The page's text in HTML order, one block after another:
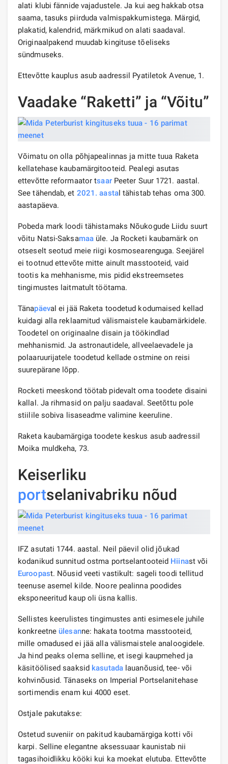
alati klubi fännide vajadustele. Ja kui aeg hakkab otsa
saama, tasuks piirduda valmispakkumistega. Märgid,
plakatid, kalendrid, märkmikud on alati saadaval.
Originaalpakend muudab kingituse tõeliseks
sündmuseks.
Ettevõtte kauplus asub aadressil Pyatiletok Avenue, 1.
Vaadake “Raketti” ja “Võitu”
Võimatu on olla põhjapealinnas ja mitte tuua Raketa
kellatehase kaubamärgitooteid. Pealegi asutas
ettevõtte reformaator tsaarPeeter Suur 1721. aastal.
See tähendab, et 2021. aastal tähistab tehas oma 300.
aastapäeva.
Pobeda mark loodi tähistamaks Nõukogude Liidu suurt
võitu Natsi-Saksamaa üle. Ja Rocketi kaubamärk on
otseselt seotud meie riigi kosmosearenguga. Seejärel
ei tootnud ettevõte mitte ainult masstooteid, vaid
tootis ka mehhanisme, mis pidid ekstreemsetes
tingimustes laitmatult töötama.
Tänapäeval ei jää Raketa toodetud kodumaised kellad
kuidagi alla reklaamitud välismaistele kaubamärkidele.
Toodetel on originaalne disain ja töökindlad
mehhanismid. Ja astronautidele, allveelaevadele ja
polaaruurijatele toodetud kellade ostmine on reisi
suurepärane lõpp.
Rocketi meeskond töötab pidevalt oma toodete disaini
kallal. Ja rihmasid on palju saadaval. Seetõttu pole
stiilile sobiva lisaseadme valimine keeruline.
Raketa kaubamärgiga toodete keskus asub aadressil
Moika muldkeha, 73.
Keiserliku
portselanivabriku nõud
IFZ asutati 1744. aastal. Neil päevil olid jõukad
kodanikud sunnitud ostma portselantooteid Hiinast või
Euroopast. Nõusid veeti vastikult: sageli toodi tellitud
teenuse asemel kilde. Noore pealinna poodides
eksponeeritud kaup oli üsna kallis.
Sellistes keerulistes tingimustes anti esimesele juhile
konkreetneülesanne: hakata tootma masstooteid,
mille omadused ei jää alla välismaistele analoogidele.
Ja hind peaks olema selline, et isegi kaupmehed ja
käsitöölised saaksid kasutadalauanõusid, tee- või
kohvinõusid. Tänaseks on Imperial Portselanitehase
sortimendis enam kui 4000 eset.
Ostjale pakutakse:
Ostetud suveniir on pakitud kaubamärgiga kotti või
karpi. Selline elegantne aksessuaar kaunistab nii
tagasihoidlikku kööki kui ka moekat elutuba. Ettevõtte